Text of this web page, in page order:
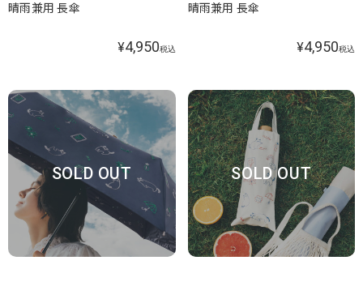
晴雨兼用 長傘
¥4,950税込
晴雨兼用 長傘
¥4,950税込
SOLD OUT SOLD OUT